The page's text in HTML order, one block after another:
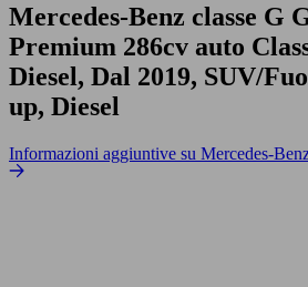
Mercedes-Benz classe G
Premium 286cv auto
Diesel, Dal 2019, SUV/
up, Diesel
Informazioni aggiuntive su Mercedes-